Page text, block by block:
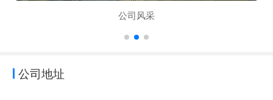
公司风采
公司地址